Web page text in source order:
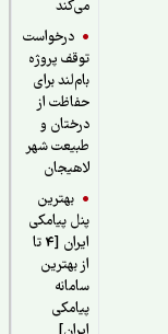
درخواست
توقف پروژه
بام‌لند برای
حفاظت از
درختان و
طبیعت شهر
لاهیجان
بهترین
پنل پیامکی
ایران [4 تا
از بهترین
سامانه
پیامکی